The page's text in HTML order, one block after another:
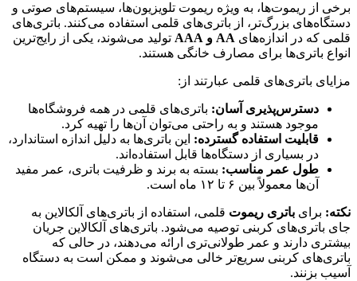
برخی از ریموت‌ها، به ویژه ریموت تلویزیون‌ها، سیستم‌های صوتی و
دستگاه‌های بزرگ‌تر، از باتری‌های قلمی استفاده می‌کنند. باتری‌های
قلمی که در اندازه‌های AA و AAA
تولید می‌شوند، یکی از رایج‌ترین
انواع باتری‌ها برای مصارف خانگی هستند.
مزایای باتری‌های قلمی عبارتند از:
دسترس‌پذیری آسان: باتری‌های قلمی در همه فروشگاه‌ها
موجود هستند و به راحتی می‌توان آن‌ها را تهیه کرد.
قابلیت استفاده گسترده: این باتری‌ها به دلیل اندازه استاندارد،
در بسیاری از دستگاه‌ها قابل استفاده‌اند.
طول عمر مناسب: بسته به برند و ظرفیت باتری، عمر مفید
آن‌ها معمولاً بین ۶ تا ۱۲ ماه است.
نکته: برای باتری ریموت قلمی، استفاده از باتری‌های آلکالاین به
جای باتری‌های کربنی توصیه می‌شود. باتری‌های آلکالاین جریان
بیشتری دارند و عمر طولانی‌تری ارائه می‌دهند، در حالی که
باتری‌های کربنی سریع‌تر خالی می‌شوند و ممکن است به دستگاه
آسیب بزنند.